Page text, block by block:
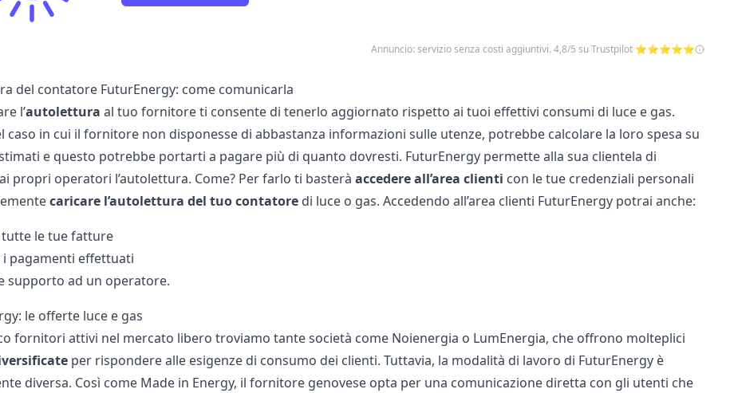
Annuncio: servizio senza costi aggiuntivi. 4,8/5 su Trustpilot ⭐⭐⭐⭐⭐
del contatore FuturEnergy: come comunicarla
l’autolettura al tuo fornitore ti consente di tenerlo aggiornato rispetto ai tuoi effettivi consumi di luce e gas.
caso in cui il fornitore non disponesse di abbastanza informazioni sulle utenze, potrebbe calcolare la loro spesa su
e questo potrebbe portarti a pagare più di quanto dovresti. FuturEnergy permette alla sua clientela di
propri operatori l’autolettura. Come? Per farlo ti basterà accedere all’area clienti con le tue credenziali personali
caricare l’autolettura del tuo contatoredi luce o gas. Accedendo all’area clienti FuturEnergy potrai anche:
le tue fatture
pagamenti effettuati
supporto ad un operatore.
le offerte luce e gas
fornitori attivi nel mercato libero troviamo tante società come Noienergia o LumEnergia, che offrono molteplici
per rispondere alle esigenze di consumo dei clienti. Tuttavia, la modalità di lavoro di FuturEnergy è
diversa. Così come Made in Energy, il fornitore genovese opta per una comunicazione diretta con gli utenti che